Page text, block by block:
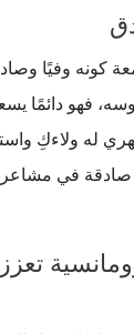
كونه وفيًا
فهو دائمًا
له ولاءكِ
صادقة في